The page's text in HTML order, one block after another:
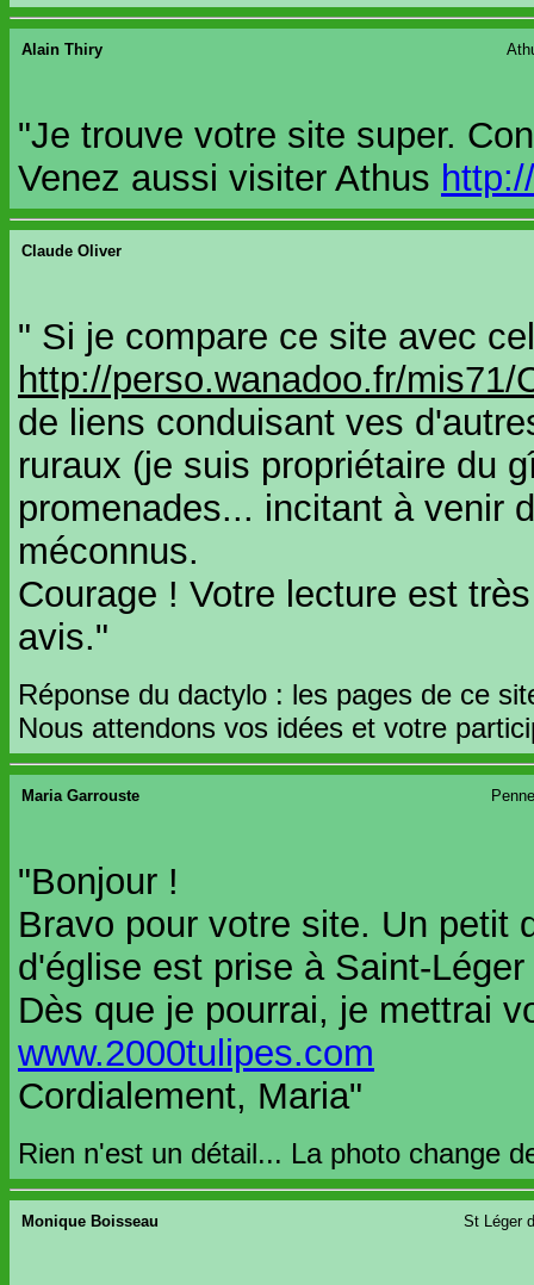
Alain Thiry
"Je trouve votre site super.
Venez aussi visiter Athus
Claude Oliver
" Si je compare ce site avec
http://perso.wanadoo.fr/mis71/
de liens conduisant ves
ruraux (je suis propriétaire du
promenades... incitant à venir
méconnus.
Courage ! Votre lecture est
avis."
Réponse du dactylo : les pages de ce
Nous attendons vos idées et votre
Maria Garrouste
"Bonjour !
Bravo pour votre site. Un petit
d'église est prise à Saint-
Dès que je pourrai, je mettrai
www.2000tulipes.com
Cordialement, Maria"
Rien n'est un détail... La photo change
Monique Boisseau St Léger